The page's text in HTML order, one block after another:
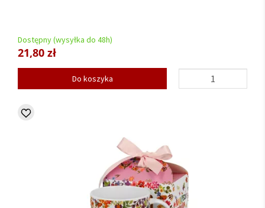
Dostępny (wysyłka do 48h)
21,80 zł
Do koszyka